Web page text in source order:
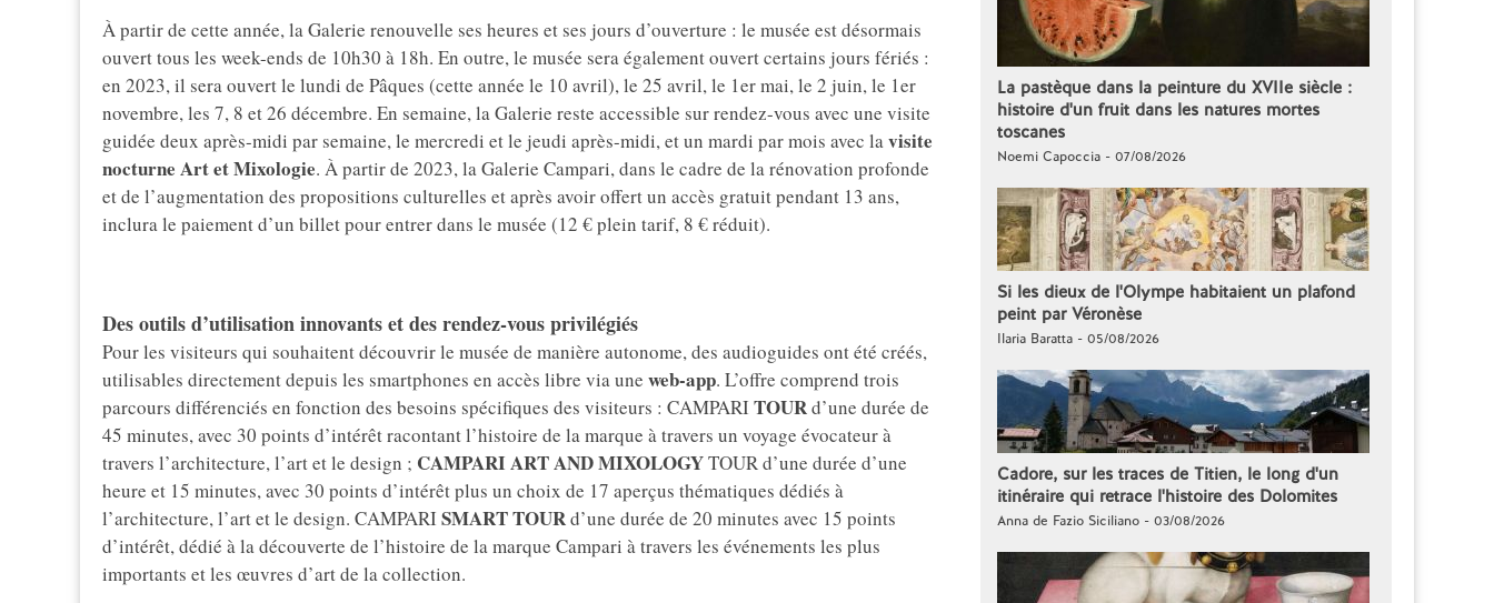
À partir de cette année, la Galerie renouvelle ses heures et ses jours d’ouverture : le musée est désormais
ouvert tous les week-ends de 10h30 à 18h. En outre, le musée sera également ouvert certains jours fériés :
en 2023, il sera ouvert le lundi de Pâques (cette année le 10 avril), le 25 avril, le 1er mai, le 2 juin, le 1er
novembre, les 7, 8 et 26 décembre. En semaine, la Galerie reste accessible sur rendez-vous avec une visite
guidée deux après-midi par semaine, le mercredi et le jeudi après-midi, et un mardi par mois avec lavisite
nocturne Art et Mixologie. À partir de 2023, la Galerie Campari, dans le cadre de la rénovation profonde
et de l’augmentation des propositions culturelles et après avoir offert un accès gratuit pendant 13 ans,
inclura le paiement d’un billet pour entrer dans le musée (12 € plein tarif, 8 € réduit).
Des outils d’utilisation innovants et des rendez-vous privilégiés
Pour les visiteurs qui souhaitent découvrir le musée de manière autonome, des audioguides ont été créés,
utilisables directement depuis les smartphones en accès libre via une web-app. L’offre comprend trois
parcours différenciés en fonction des besoins spécifiques des visiteurs : CAMPARI TOURd’une durée de
45 minutes, avec 30 points d’intérêt racontant l’histoire de la marque à travers un voyage évocateur à
travers l’architecture, l’art et le design ; CAMPARI ART AND MIXOLOGYTOUR d’une durée d’une
heure et 15 minutes, avec 30 points d’intérêt plus un choix de 17 aperçus thématiques dédiés à
l’architecture, l’art et le design. CAMPARI SMART TOURd’une durée de 20 minutes avec 15 points
d’intérêt, dédié à la découverte de l’histoire de la marque Campari à travers les événements les plus
importants et les œuvres d’art de la collection.
La pastèque dans la peinture du XVIIe siècle :
histoire d'un fruit dans les natures mortes
toscanes
Noemi Capoccia - 07/08/2026
Si les dieux de l'Olympe habitaient un plafond
peint par Véronèse
Ilaria Baratta - 05/08/2026
Cadore, sur les traces de Titien, le long d'un
itinéraire qui retrace l'histoire des Dolomites
Anna de Fazio Siciliano - 03/08/2026